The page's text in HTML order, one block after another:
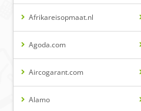
Afrikareisopmaat.nl
Agoda.com
Aircogarant.com
Alamo